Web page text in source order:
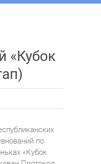
«Кубок
по
«Кубок